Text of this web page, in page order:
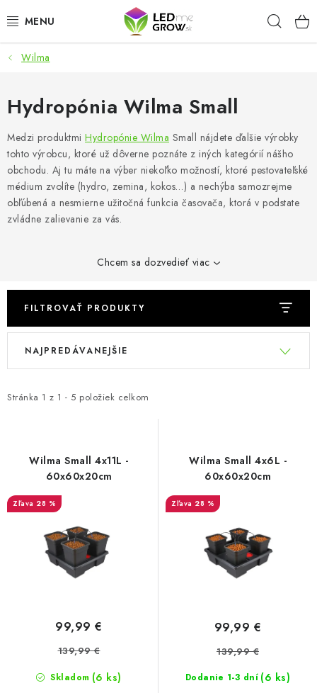
na
AKCIE
LED OSVETLENIE PRE RASTLINY
PESTOVATEĽSKÉ POTREBY
PRE AKVÁRIA
MICROGREENS
Obchodné podmienky
Predávané značky
Podmienky o ochrane osobných údajov
Wilma
Hydropónia Wilma Small
Medzi produktmi Hydropónie Wilma Small nájdete ďalšie výrobky
tohto výrobcu, ktoré už dôverne poznáte z iných kategórií nášho
obchodu. Aj tu máte na výber niekoľko možností, ktoré pestovateľské
médium zvolíte (hydro, zemina, kokos…) a nechýba samozrejme
obľúbená a nesmierne užitočná funkcia časovača, ktorá v podstate
zvládne zalievanie za vás.
Chcem sa dozvedieť viac
FILTROVAŤ PRODUKTY
V
i
d
u
Stránka 1 z 1 - 5 položiek celkom
R
e
r
o
NAJPREDÁVANEJŠIE
Wilma Small 4x11L -
60x60x20cm
28 %
Skladom (6 ks)
99,99 €
139,99 €
Wilma Small 4x6L -
60x60x20cm
28 %
Dodanie 1-3 dní (6 ks)
99,99 €
139,99 €